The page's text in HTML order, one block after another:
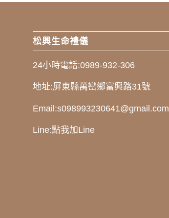
松興生命禮儀
24小時電話:0989-932-306
地址:屏東縣萬巒鄉富興路31號
Email:s098993230641@gmail.com
Line:點我加Line